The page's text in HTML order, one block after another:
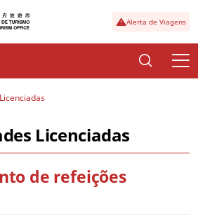
Alerta de Viagens
Licenciadas
de refeições